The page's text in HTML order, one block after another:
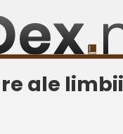
ale